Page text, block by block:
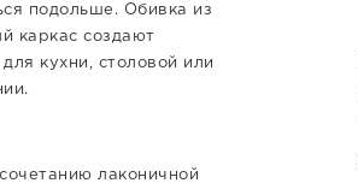
подольше. Обивка из
каркас создают
кухни, столовой или
лаконичной